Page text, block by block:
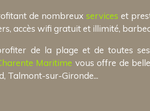
de nombreuxservices et
accès wifi gratuit et illimité,
de la plage et de toutes
Maritime vous offre de
Talmont-sur-Gironde...